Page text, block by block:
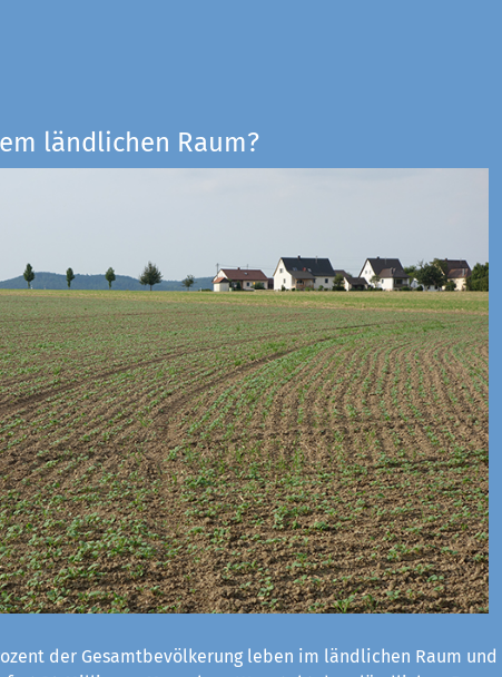
ländlichen Raum?
der Gesamtbevölkerung leben im ländlichen Raum